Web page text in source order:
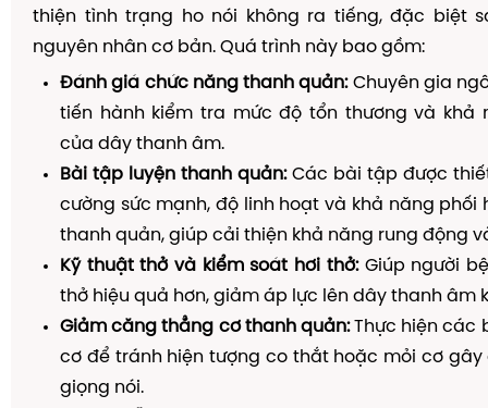
thiện tình trạng ho nói không ra tiếng, đặc biệt
nguyên nhân cơ bản. Quá trình này bao gồm:
Đánh giá chức năng thanh quản:Chuyên gia
tiến hành kiểm tra mức độ tổn thương và khả
của dây thanh âm.
Bài tập luyện thanh quản:Các bài tập được
cường sức mạnh, độ linh hoạt và khả năng phối
thanh quản, giúp cải thiện khả năng rung động
Kỹ thuật thở và kiểm soát hơi thở:Giúp người
thở hiệu quả hơn, giảm áp lực lên dây thanh âm
Giảm căng thẳng cơ thanh quản:Thực hiện các
cơ để tránh hiện tượng co thắt hoặc mỏi cơ gây
giọng nói.